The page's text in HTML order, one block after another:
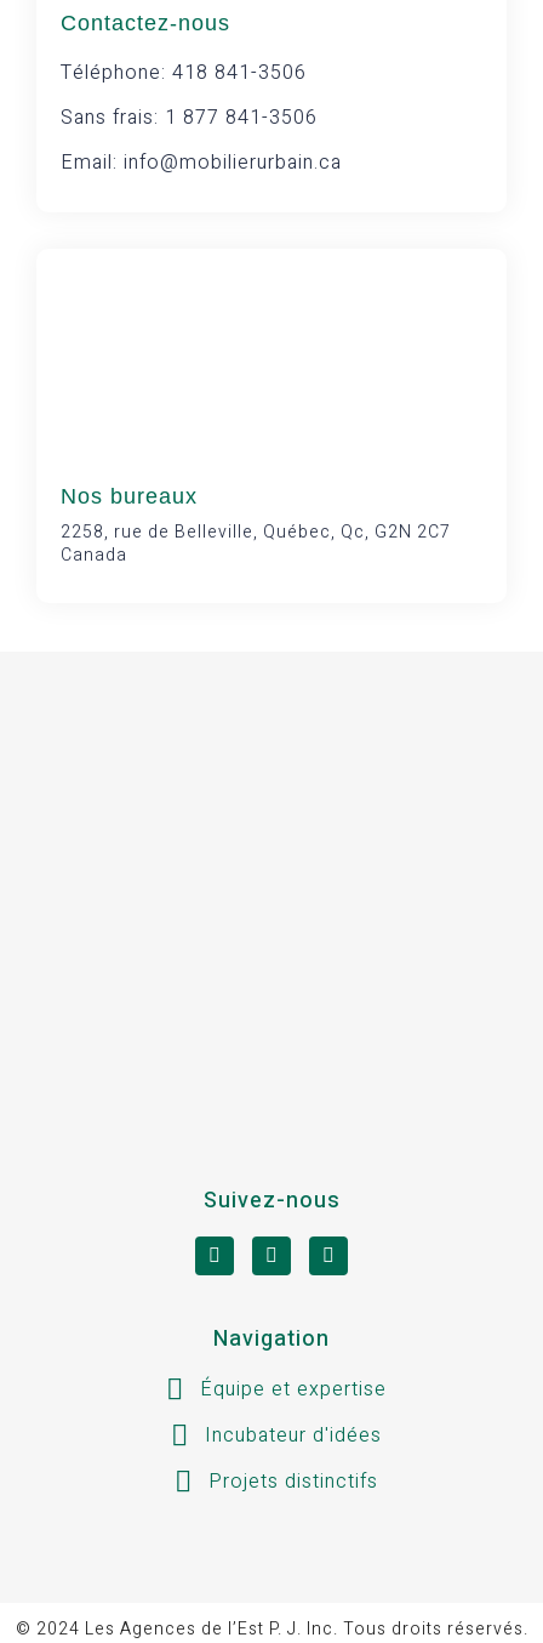
Contactez-nous
Téléphone: 418 841-3506
Sans frais: 1 877 841-3506
Email: info@mobilierurbain.ca
Nos bureaux
2258, rue de Belleville, Québec, Qc, G2N 2C7
Canada
Suivez-nous
Navigation
Équipe et expertise
Incubateur d'idées
Projets distinctifs
© 2024 Les Agences de l’Est P. J. Inc. Tous droits réservés.